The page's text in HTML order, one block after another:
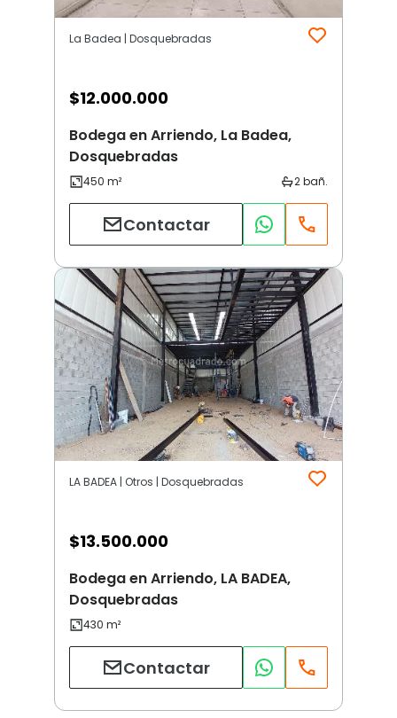
La Badea | Dosquebradas
$12.000.000
Bodega en Arriendo, La Badea,
Dosquebradas
Contactar
LA BADEA | Otros | Dosquebradas
$13.500.000
Bodega en Arriendo, LA BADEA,
Dosquebradas
Contactar